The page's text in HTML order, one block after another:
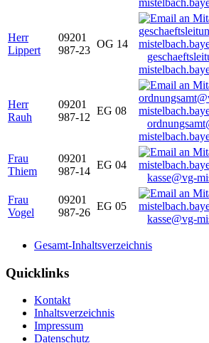
Herr
Lippert
09201
987-23
OG 14
Herr
Rauh
09201
987-12
EG 08
Frau
Thiem
09201
987-14
EG 04
kasse@vg-
Frau
Vogel
09201
987-26
EG 05
kasse@vg-
Gesamt-Inhaltsverzeichnis
Quicklinks
Kontakt
Inhaltsverzeichnis
Impressum
Datenschutz